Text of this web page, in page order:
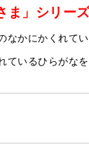
ま」シリー
なかにかくれてい
ているひらがな